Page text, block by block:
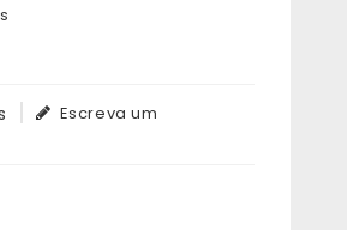
Escreva um